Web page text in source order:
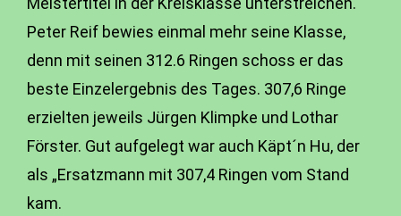
Peter Reif bewies einmal mehr seine Klasse,
denn mit seinen 312.6 Ringen schoss er das
beste Einzelergebnis des Tages. 307,6 Ringe
erzielten jeweils Jürgen Klimpke und Lothar
Förster. Gut aufgelegt war auch Käpt´n Hu, der
als „Ersatzmann mit 307,4 Ringen vom Stand
kam.